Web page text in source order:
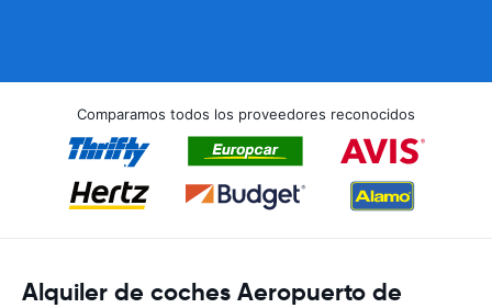
Comparamos todos los proveedores reconocidos
Alquiler de coches Aeropuerto de